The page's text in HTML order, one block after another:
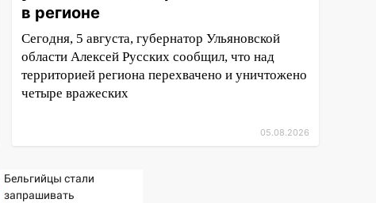
в регионе
Сегодня, 5 августа, губернатор Ульяновской
области Алексей Русских сообщил, что над
территорией региона перехвачено и уничтожено
четыре вражеских
05.08.2026
Бельгийцы стали
запрашивать